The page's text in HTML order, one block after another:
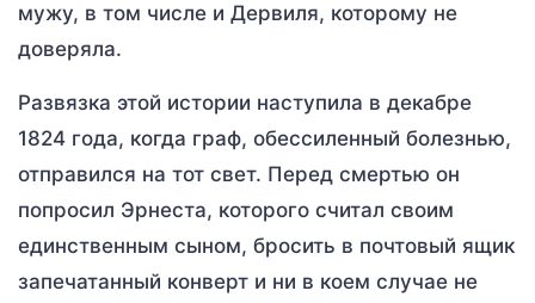
мужу, в том числе и Дервиля, которому не
доверяла.
Развязка этой истории наступила в декабре
1824 года, когда граф, обессиленный болезнью,
отправился на тот свет. Перед смертью он
попросил Эрнеста, которого считал своим
единственным сыном, бросить в почтовый ящик
запечатанный конверт и ни в коем случае не